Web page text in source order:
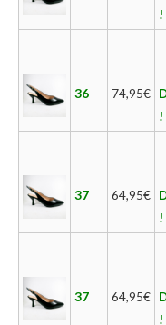
!
36 74,95€
!
37 64,95€
!
37 64,95€
!